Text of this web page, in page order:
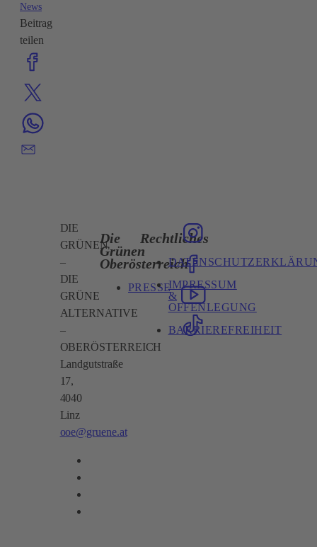
News
Beitrag
teilen
DIE
GRÜNEN
–
DIE
GRÜNE
ALTERNATIVE
–
OBERÖSTERREICH
Landgutstraße
17,
4040
Linz
ooe@gruene.at
Die
Grünen
Oberösterreich
PRESSE
Rechtliches
IMPRESSUM
&
OFFENLEGUNG
BARRIEREFREIHEIT